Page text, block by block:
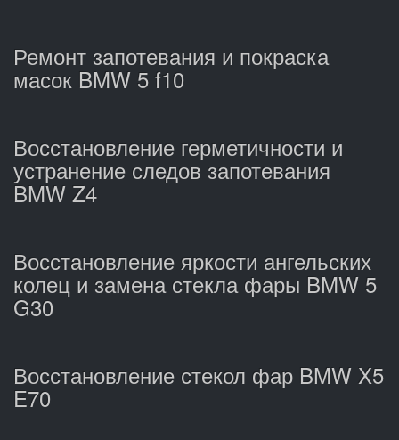
Ремонт запотевания и покраска
масок BMW 5 f10
Восстановление герметичности и
устранение следов запотевания
BMW Z4
Восстановление яркости ангельских
колец и замена стекла фары BMW 5
G30
Восстановление стекол фар BMW X5
E70